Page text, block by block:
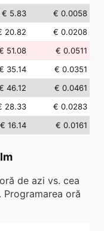
€ 5.83
€ 0.0058
20.82
€ 0.0208
51.08
€ 0.0511
35.14
€ 0.0351
46.12
€ 0.0461
28.33
€ 0.0283
€ 16.14 € 0.0161
de azi vs. cea
oră